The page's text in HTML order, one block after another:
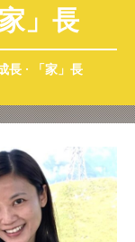
」長
長 · 「家」長